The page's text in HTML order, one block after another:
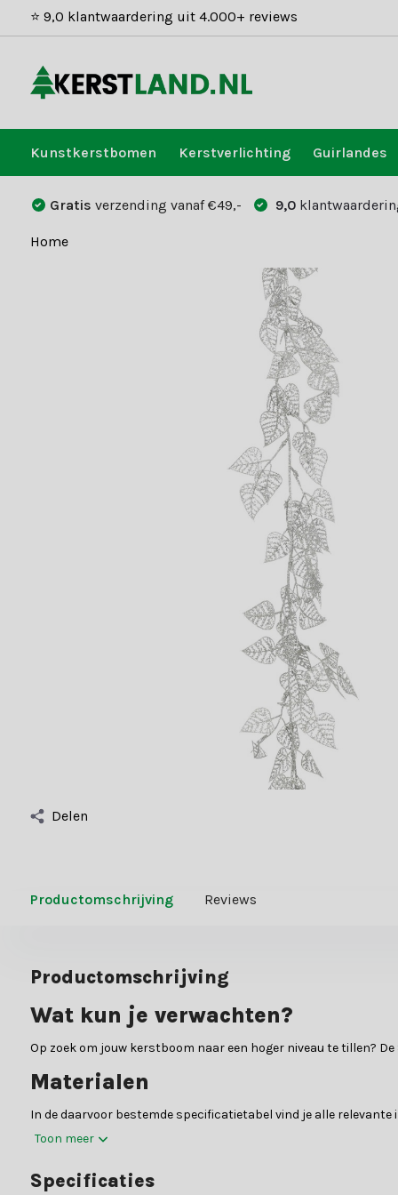
⭐ 9,0 klantwaardering uit 4.000+ reviews
Kunstkerstbomen Kerstverlichting Guirlandes
Gratis verzending vanaf €49,- 9,0
Home
Delen
Productomschrijving Reviews
Productomschrijving
Wat kun je verwachten?
Op zoek om jouw kerstboom naar een hoger niveau te tillen?
Materialen
In de daarvoor bestemde specificatietabel vind je alle
Waarom kiezen voor Kerstland.nl?
Kerstland.nl is dé specialist in kerstboomversiering en
Toon meer
Specificaties